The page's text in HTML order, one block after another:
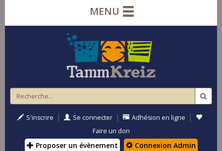
MENU
S'inscrire | Se connecter | Adhésion en ligne |
Faire un don
Proposer un évènement Connexion Admin